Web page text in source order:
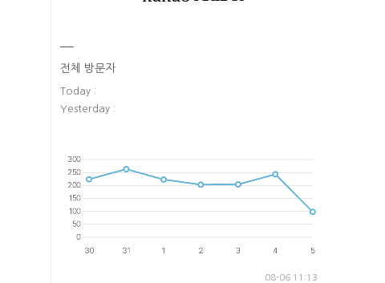
전체 방문자
Today :
Yesterday :
08-06 11:13